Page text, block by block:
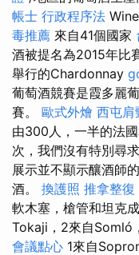
帳士 行政程序法
毒推薦 來自41個國家
酒被提名為2015年比
舉行的Chardonnay
葡萄酒競賽是霞多麗
賽。 歐式外燴 西屯肩
由300人，一半的法
次，我們沒有特別尋
展示並不顯示釀酒師
酒。 換護照 推拿整復
軟木塞，槍管和坦克
Tokaji，2來自Somló
會議點心 1來自